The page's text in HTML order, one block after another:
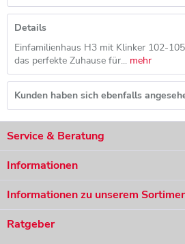
Details
Einfamilienhaus H3 mit Klinker 102-
das perfekte Zuhause für... mehr
Kunden haben sich ebenfalls
Service & Beratung
Informationen
Informationen zu unserem
Ratgeber